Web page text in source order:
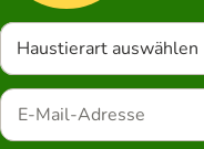
Haustierart auswählen